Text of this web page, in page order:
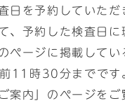
日を予約していただ
、予約した検査日に
ページに掲載してい
11時30分までです
案内」のページをご